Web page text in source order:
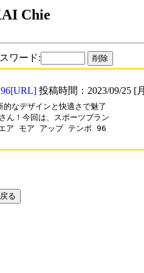
Chie
ワード:
[URL] 投稿時間：2023/09/25 [
なデザインと快適さで魅了
！今回は、スポーツブラン
エア モア アップ テンポ 96